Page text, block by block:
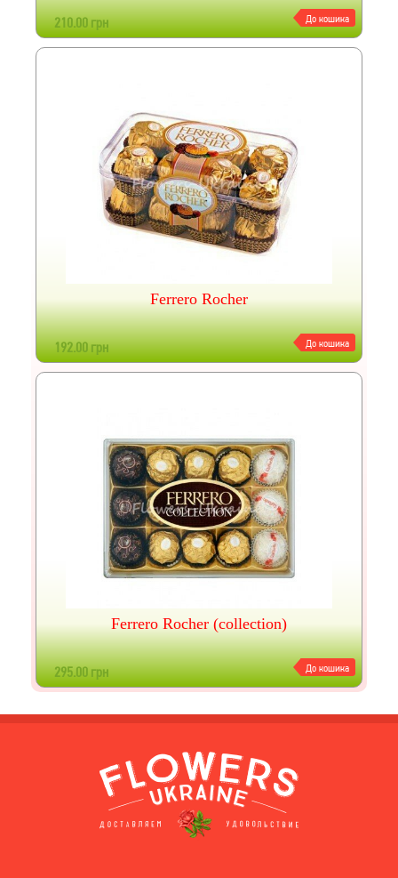
210.00 грн До кошика
Ferrero Rocher
192.00 грн До кошика
Ferrero Rocher (collection)
295.00 грн До кошика